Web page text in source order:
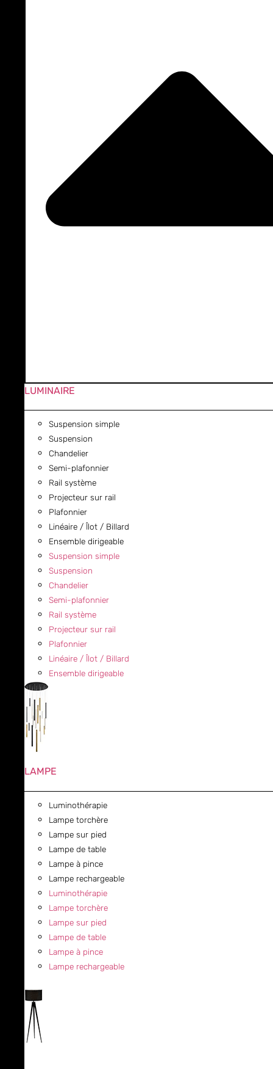
LUMINAIRE
Suspension simple
Suspension
Chandelier
Semi-plafonnier
Rail système
Projecteur sur rail
Plafonnier
Linéaire / Îlot / Billard
Ensemble dirigeable
Suspension simple
Suspension
Chandelier
Semi-plafonnier
Rail système
Projecteur sur rail
Plafonnier
Linéaire / Îlot / Billard
Ensemble dirigeable
LAMPE
Luminothérapie
Lampe torchère
Lampe sur pied
Lampe de table
Lampe à pince
Lampe rechargeable
Luminothérapie
Lampe torchère
Lampe sur pied
Lampe de table
Lampe à pince
Lampe rechargeable